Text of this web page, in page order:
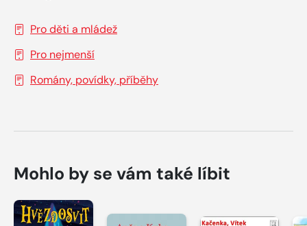
Pro děti a mládež
Pro nejmenší
Romány, povídky, příběhy
Mohlo by se vám také líbit